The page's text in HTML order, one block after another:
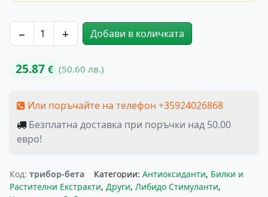
количество за Трибор Бета – екстракт от Бабини
− + Добави в количката
25.87 € (50.60 лв.)
Или поръчайте на телефон +35924026868
Безплатна доставка при поръчки над 50.00
евро!
Код: трибор-бета Категории: Антиоксиданти, Билки и
Растителни Екстракти, Други, Либидо Стимуланти,